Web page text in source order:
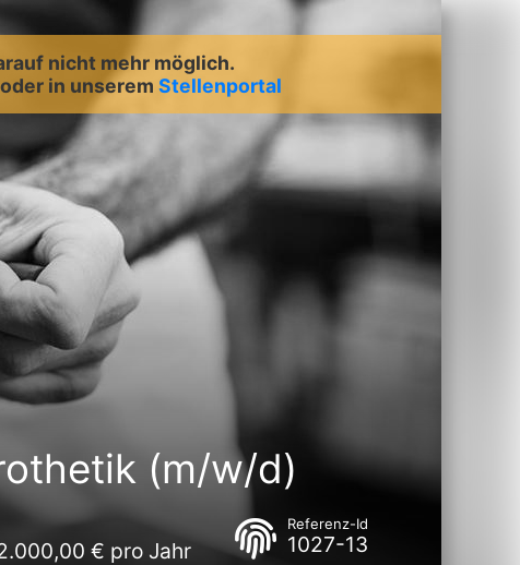
nicht mehr möglich.
oder in unserem Stellenportal
(m/w/d)
€ pro Jahr
Referenz-Id
1027-13